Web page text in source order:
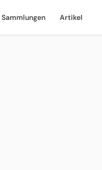
Sammlungen Artikel